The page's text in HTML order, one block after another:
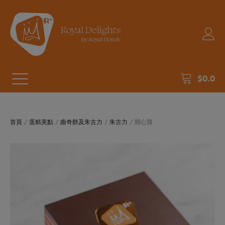
$0.0
首頁 / 蛋糕美點 / 曲奇餅及朱古力 / 朱古力 / 開心寶